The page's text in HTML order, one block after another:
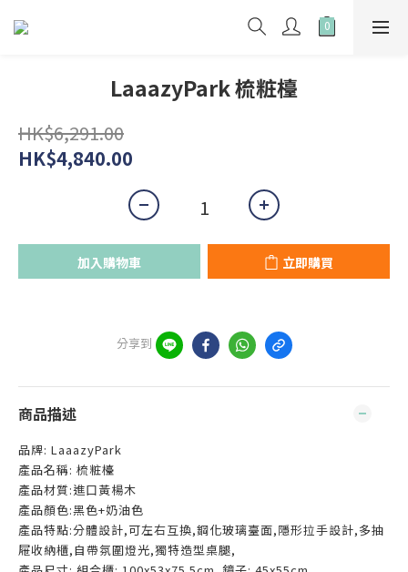
LaaazyPark 梳粧檯
HK$6,291.00
HK$4,840.00
加入購物車 立即購買
分享到
商品描述
品牌: LaaazyPark
產品名稱: 梳粧檯
產品材質:進口黃楊木
產品顏色:黑色+奶油色
產品特點:分體設計,可左右互換,鋼化玻璃臺面,隱形拉手設計,多抽
屜收納櫃,自帶氛圍燈光,獨特造型桌腿,